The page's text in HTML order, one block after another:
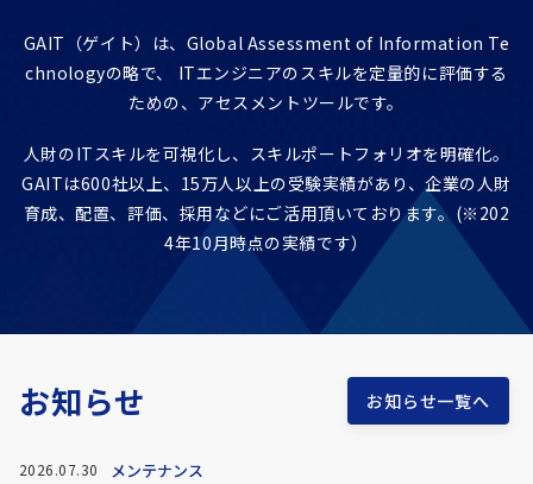
GAIT（ゲイト）は、Global Assessment of Information Te
chnologyの略で、
ITエンジニアのスキルを定量的に評価する
ための、アセスメントツールです。
人財のITスキルを可視化し、スキルポートフォリオを明確化。
GAITは600社以上、15万人以上の受験実績があり、企業の人財
育成、配置、評価、採用などにご活用頂いております。(※202
4年10月時点の実績です）
お知らせ お知らせ一覧へ
2026.07.30 メンテナンス